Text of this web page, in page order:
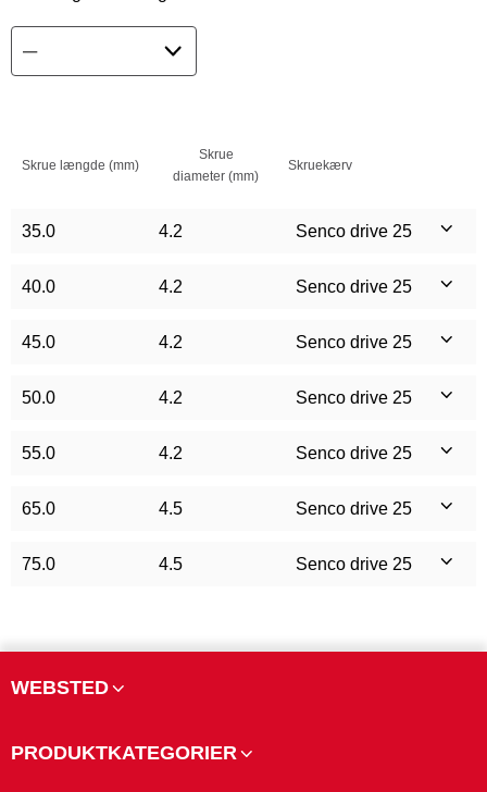
Skrue længde (mm)
Skrue
diameter (mm)
Skruekærv
35.0 4.2 Senco drive 25
40.0 4.2 Senco drive 25
45.0 4.2 Senco drive 25
50.0 4.2 Senco drive 25
55.0 4.2 Senco drive 25
65.0 4.5 Senco drive 25
75.0 4.5 Senco drive 25
WEBSTED
PRODUKTKATEGORIER